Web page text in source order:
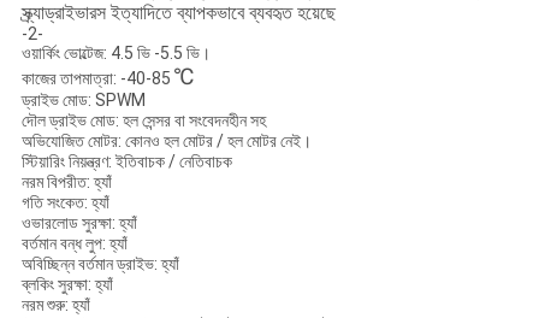
স্ক্র্যাড্রাইভারস ইত্যাদিতে ব্যাপকভাবে ব্যবহৃত হয়েছে
-2-
ওয়ার্কিং ভোল্টেজ: 4.5 ভি -5.5 ভি।
কাজের তাপমাত্রা: -40-85 ℃
ড্রাইভ মোড: SPWM
দৌল ড্রাইভ মোড: হল সেন্সর বা সংবেদনহীন সহ
অভিযোজিত মোটর: কোনও হল মোটর / হল মোটর নেই।
স্টিয়ারিং নিয়ন্ত্রণ: ইতিবাচক / নেতিবাচক
নরম বিপরীত: হ্যাঁ
গতি সংকেত: হ্যাঁ
ওভারলোড সুরক্ষা: হ্যাঁ
বর্তমান বন্ধ লুপ: হ্যাঁ
অবিচ্ছিন্ন বর্তমান ড্রাইভ: হ্যাঁ
ব্লকিং সুরক্ষা: হ্যাঁ
নরম শুরু: হ্যাঁ